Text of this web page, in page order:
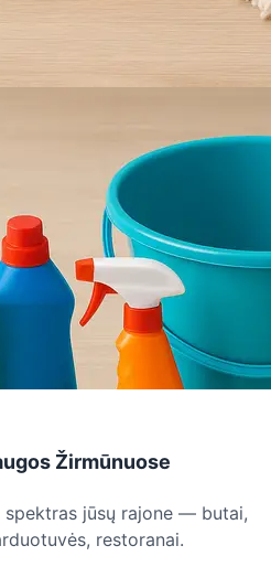
Žirmūnuose
spektras jūsų rajone — butai,
restoranai.